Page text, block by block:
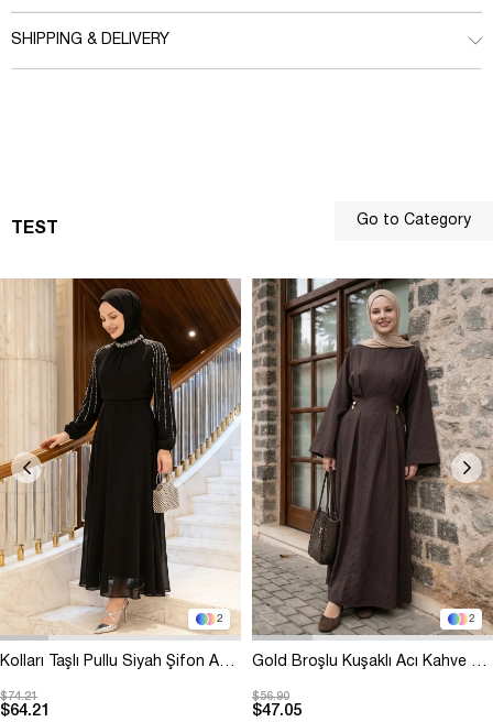
SHIPPING & DELIVERY
TEST
2
$74.21
$64.21
2
$56.90
$47.05
Go to Category